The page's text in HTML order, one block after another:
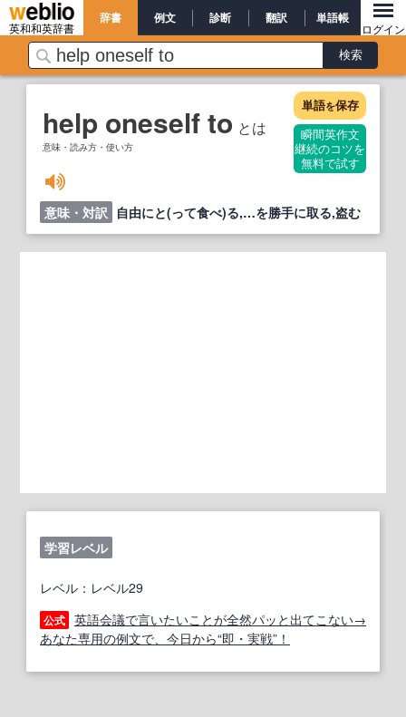
英和和英辞書
辞書 例文 診断 翻訳 単語帳
ログイン
help oneself to とは
意味・読み方・使い方
単語を保存
瞬間英作文
継続のコツを
無料で試す
意味・対訳 自由にと(って食べ)る,…を勝手に取る,盗む
学習レベル
レベル：レベル29
公式 英語会議で言いたいことが全然パッと出てこない→
あなた専用の例文で、今日から“即・実戦”！